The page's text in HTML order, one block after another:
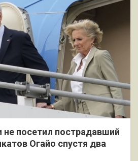
не посетил пострадавший
Огайо спустя два